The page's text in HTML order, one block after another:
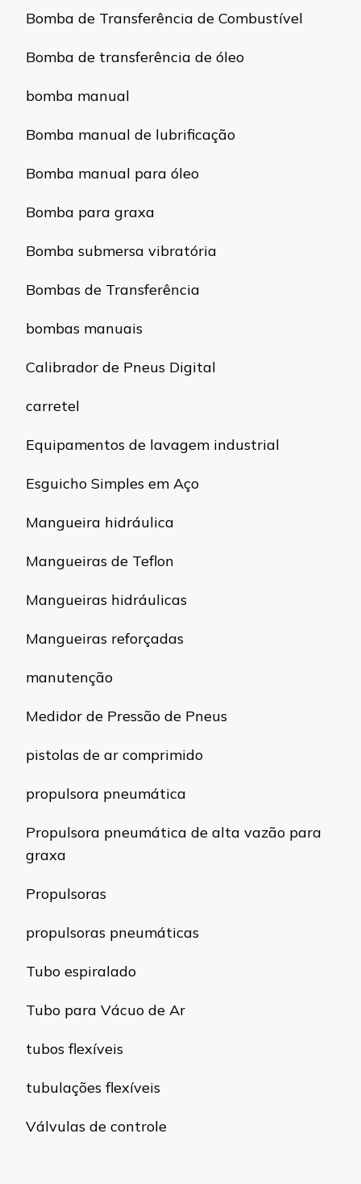
Bomba de Transferência de Combustível
Bomba de transferência de óleo
bomba manual
Bomba manual de lubrificação
Bomba manual para óleo
Bomba para graxa
Bomba submersa vibratória
Bombas de Transferência
bombas manuais
Calibrador de Pneus Digital
carretel
Equipamentos de lavagem industrial
Esguicho Simples em Aço
Mangueira hidráulica
Mangueiras de Teflon
Mangueiras hidráulicas
Mangueiras reforçadas
manutenção
Medidor de Pressão de Pneus
pistolas de ar comprimido
propulsora pneumática
Propulsora pneumática de alta vazão para
graxa
Propulsoras
propulsoras pneumáticas
Tubo espiralado
Tubo para Vácuo de Ar
tubos flexíveis
tubulações flexíveis
Válvulas de controle